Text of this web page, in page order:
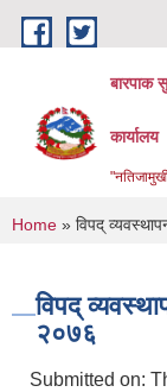
Skip to main content
बारपाक
कार्यालय
You are
Home » विपद्
विपद्
२०७६
Submitted on: